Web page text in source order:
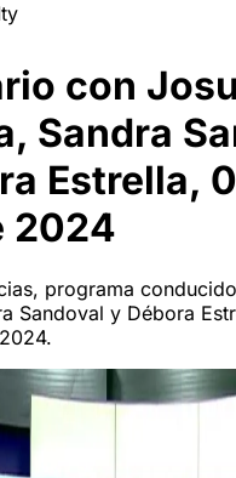
con
Sandra
Estrella,
2024
programa
Sandoval y Débora